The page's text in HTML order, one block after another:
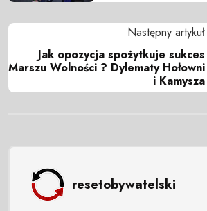
Następny artykuł
Jak opozycja spożytkuje sukces
Marszu Wolności ? Dylematy Hołowni
i Kamysza
resetobywatelski